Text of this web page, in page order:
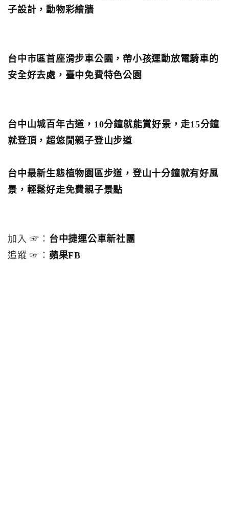
子設計，動物彩繪牆
台中市區首座滑步車公園，帶小孩運動放電騎車的
安全好去處，臺中免費特色公園
台中山城百年古道，10分鐘就能賞好景，走15分鐘
就登頂，超悠閒親子登山步道
台中最新生態植物園區步道，登山十分鐘就有好風
景，輕鬆好走免費親子景點
加入 ☞： 台中捷運公車新社團
追蹤 ☞： 蘋果FB